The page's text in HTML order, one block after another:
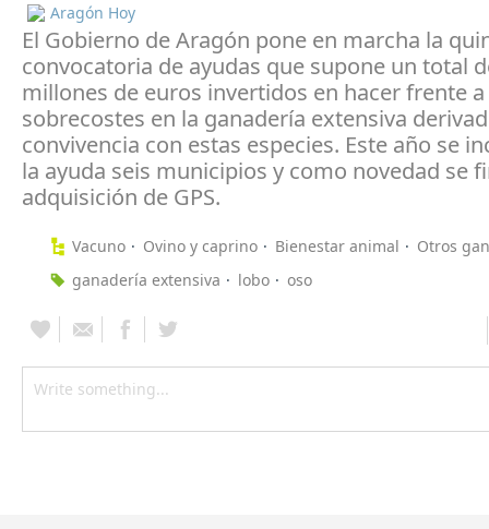
Aragón Hoy
El Gobierno de Aragón pone en marcha la
convocatoria de ayudas que supone un total
millones de euros invertidos en hacer frente
sobrecostes en la ganadería extensiva
convivencia con estas especies. Este año se
la ayuda seis municipios y como novedad se
adquisición de GPS.
Vacuno Ovino y caprino Bienestar animal
Otros
ganadería extensiva
lobo oso